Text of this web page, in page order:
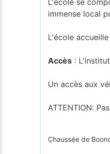
immense local
L'école accueille
Accès :
Un accès aux
ATTENTION:
Chaussée de